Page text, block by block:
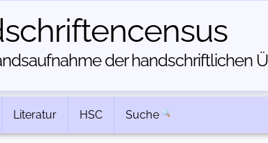
der handschriftlichen
Literatur HSC Suche